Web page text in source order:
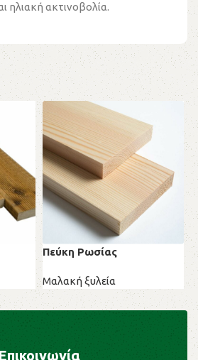
ηλιακή ακτινοβολία.
Πεύκη Ρωσίας
Μαλακή ξυλεία
Επικοινωνία